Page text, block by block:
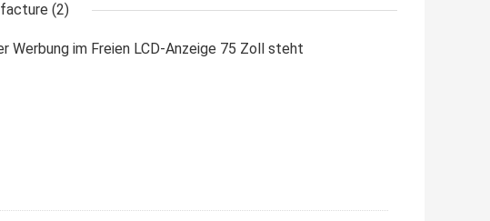
(2)
Werbung im Freien LCD-Anzeige 75 Zoll steht